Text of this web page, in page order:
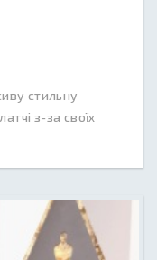
стильну
з-за своїх